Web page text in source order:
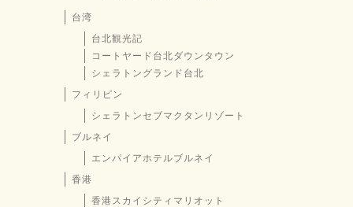
台湾
台北観光記
コートヤード台北ダウンタウン
シェラトングランド台北
フィリピン
シェラトンセブマクタンリゾート
ブルネイ
エンパイアホテルブルネイ
香港
香港スカイシティマリオット